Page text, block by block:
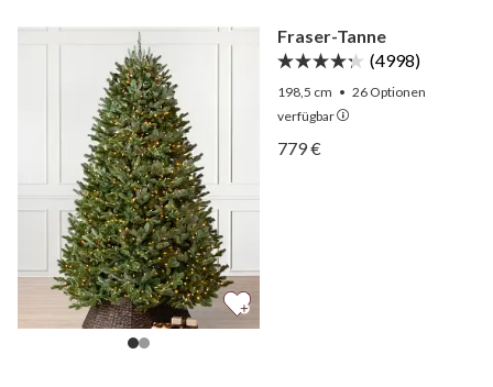
Fraser-Tanne
(4998)
198,5 cm • 26 Optionen
verfügbar
Ansicht Fraser-Tanne —
Ansicht Fraser-Tanne —
779 €